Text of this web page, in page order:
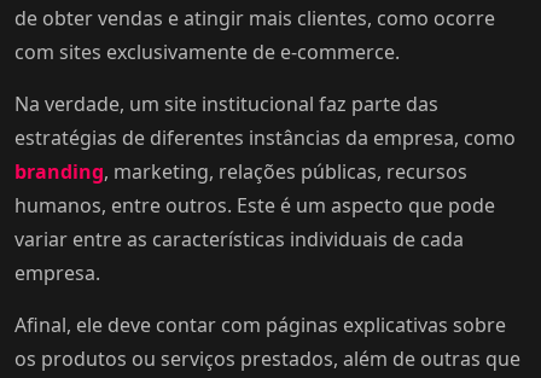
de obter vendas e atingir mais clientes, como ocorre
com sites exclusivamente de e-commerce.
Na verdade, um site institucional faz parte das
estratégias de diferentes instâncias da empresa, como
branding, marketing, relações públicas, recursos
humanos, entre outros. Este é um aspecto que pode
variar entre as características individuais de cada
empresa.
Afinal, ele deve contar com páginas explicativas sobre
os produtos ou serviços prestados, além de outras que